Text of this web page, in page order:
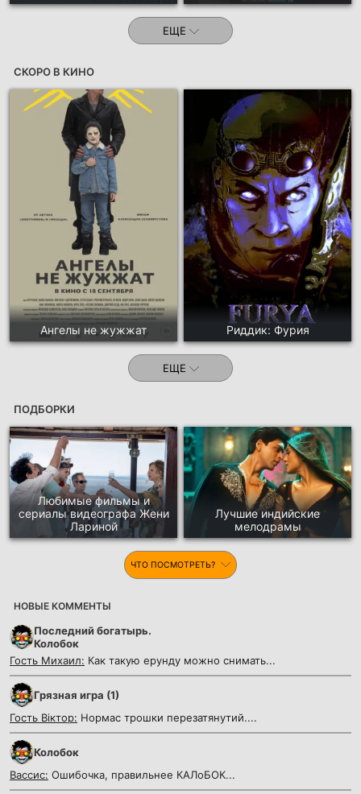
ЕЩЕ
СКОРО В КИНО
Ангелы не жужжат Риддик: Фурия
ЕЩЕ
ПОДБОРКИ
Любимые фильмы и
сериалы видеографа Жени
Лариной
Лучшие индийские
мелодрамы
ЧТО ПОСМОТРЕТЬ?
НОВЫЕ КОММЕНТЫ
Последний богатырь.
Колобок
Гость Михаил: Как такую ерунду можно снимать...
Грязная игра (1)
Гость Віктор: Нормас трошки перезатянутий....
Колобок
Вассис: Ошибочка, правильнее КАЛоБОК...